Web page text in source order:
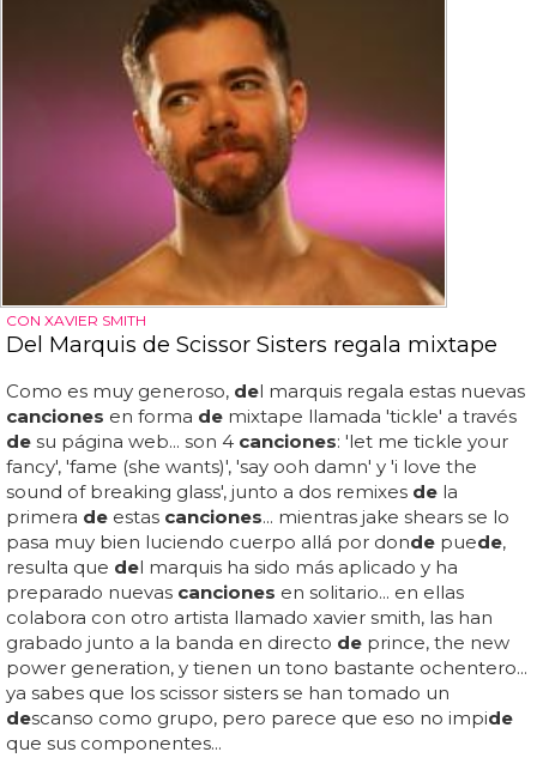
CON XAVIER SMITH
Del Marquis de Scissor Sisters regala mixtape
Como es muy generoso, del marquis regala estas nuevas
canciones en forma de mixtape llamada 'tickle' a través
de su página web... son 4 canciones: 'let me tickle your
fancy', 'fame (she wants)', 'say ooh damn' y 'i love the
sound of breaking glass', junto a dos remixes de la
primera de estas canciones... mientras jake shears se lo
pasa muy bien luciendo cuerpo allá por donde puede,
resulta que del marquis ha sido más aplicado y ha
preparado nuevas canciones en solitario... en ellas
colabora con otro artista llamado xavier smith, las han
grabado junto a la banda en directo de prince, the new
power generation, y tienen un tono bastante ochentero...
ya sabes que los scissor sisters se han tomado un
descanso como grupo, pero parece que eso no impide
que sus componentes...